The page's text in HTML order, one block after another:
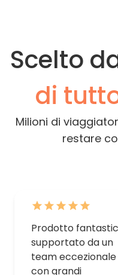
Scelto
di
Milioni di
restare
Prodotto
supportato da un
team eccezionale
con grandi